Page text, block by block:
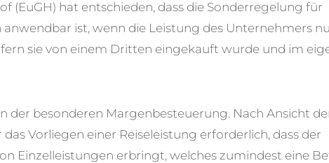
(EuGH) hat entschieden, dass die Sonderregelung für
anwendbar ist, wenn die Leistung des Unternehmers
sie von einem Dritten eingekauft wurde und im
der besonderen Margenbesteuerung. Nach Ansicht
Vorliegen einer Reiseleistung erforderlich, dass der
Einzelleistungen erbringt, welches zumindest eine